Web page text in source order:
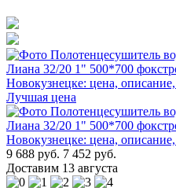
Лучшая цена
9 688 руб. 7 452 руб.
Доставим 13 августа